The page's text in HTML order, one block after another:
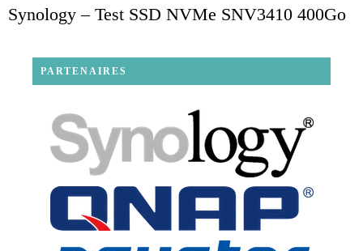
Synology – Test SSD NVMe SNV3410 400Go
PARTENAIRES